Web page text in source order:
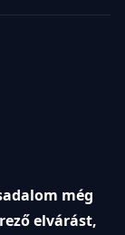
még
elvárást,